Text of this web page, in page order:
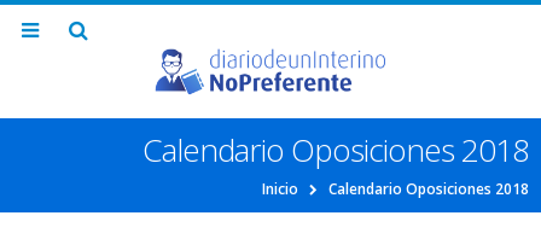
Calendario Oposiciones 2018
Inicio Calendario Oposiciones 2018